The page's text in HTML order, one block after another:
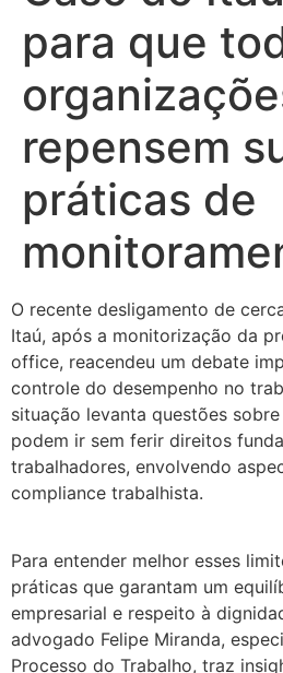
para que
repensem
práticas de
O recente desligamento de
Itaú, após a monitorização da
office, reacendeu um debate
controle do desempenho no
situação levanta questões
podem ir sem ferir direitos
trabalhadores, envolvendo
compliance trabalhista.
Para entender melhor esses
práticas que garantam um
empresarial e respeito à
advogado Felipe Miranda,
Processo do Trabalho, traz